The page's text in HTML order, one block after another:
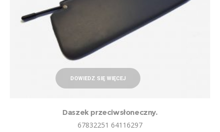
DOWIEDZ SIĘ WIĘCEJ
Daszek przeciwsłoneczny.
67832251 64116297